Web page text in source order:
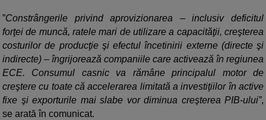
”Constrângerile privind aprovizionarea – inclusiv deficitul
forţei de muncă, ratele mari de utilizare a capacităţii, creşterea
costurilor de producţie şi efectul încetinirii externe (directe şi
indirecte) – îngrijorează companiile care activează în regiunea
ECE. Consumul casnic va rămâne principalul motor de
creştere cu toate că accelerarea limitată a investiţiilor în active
fixe şi exporturile mai slabe vor diminua creşterea PIB-ului”,
se arată în comunicat.